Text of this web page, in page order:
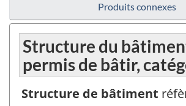
Produits connexes
Structure du
permis de bâtir,
Structure de bâtiment